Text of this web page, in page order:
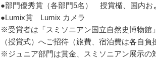
●部門優秀賞（各部門5名） 授賞楯、国内お
●Lumix賞 Lumix カメラ
※受賞者は「スミソニアン国立自然史博物館
（授賞式）へご招待（旅費、宿泊費は各自負
※ジュニア部門は賞金、スミソニアン展示の